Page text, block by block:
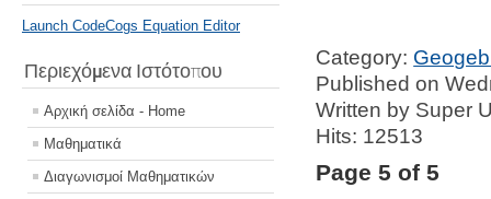
Launch CodeCogs Equation Editor
Περιεχόμενα Ιστότοπου
Αρχική σελίδα - Home
Μαθηματικά
Διαγωνισμοί Μαθηματικών
Category:
Published on
Written by Super
Hits: 12513
Page 5 of 5